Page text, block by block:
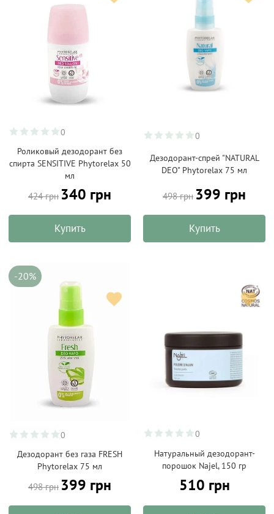
0
Роликовый дезодорант без
спирта SENSITIVE Phytorelax 50
мл
424 грн 340 грн
Купить
0
Дезодорант-спрей "NATURAL
DEO" Phytorelax 75 мл
498 грн 399 грн
Купить
-20%
0
Дезодорант без газа FRESH
Phytorelax 75 мл
498 грн 399 грн
0
Натуральный дезодорант-
порошок Najel, 150 гр
510 грн